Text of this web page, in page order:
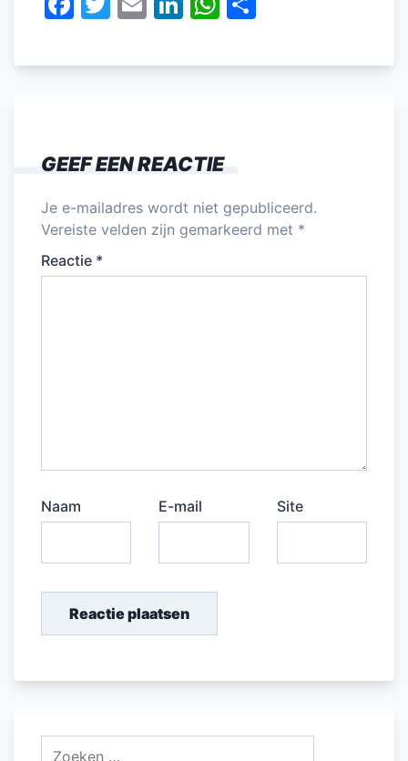
c
o
o
k
itt ai k
n
at
p
p
e
GEEF EEN REACTIE
Je e-mailadres wordt niet gepubliceerd.
Vereiste velden zijn gemarkeerd met *
Reactie *
Naam E-mail Site
Zoeken